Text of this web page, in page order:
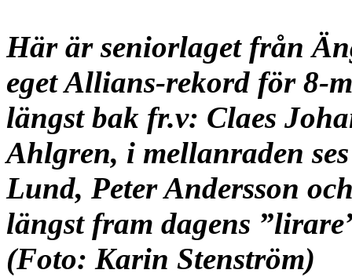
Här är seniorlaget från
eget Allians-rekord för 8-
längst bak fr.v: Claes
Ahlgren, i mellanraden
Lund, PeterAndersson
längst fram dagens
(Foto: Karin Stenström)